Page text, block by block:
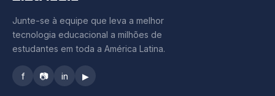
Junte-se à equipe que leva a melhor
tecnologia educacional a milhões de
estudantes em toda a América Latina.
f 📷 in ▶